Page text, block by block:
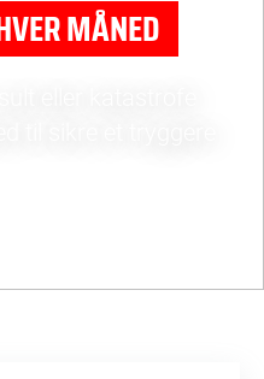
MÅNED